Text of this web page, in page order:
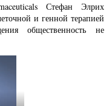
Стефан Элрих
и генной терапией
общественность не